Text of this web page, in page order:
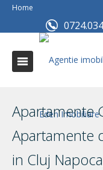
Home
Apartamente
Apartamente
in Cluj